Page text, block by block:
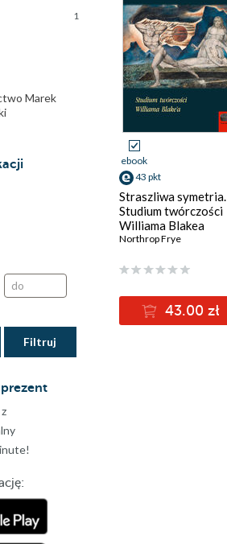
1
Marek
ebook
43 pkt
Straszliwa symetria.
Studium twórczości
Williama Blakea
Northrop Frye
43.00 zł